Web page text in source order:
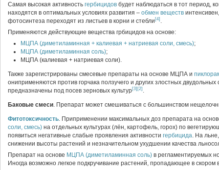
Самая высокая активность гербицидов будет наблюдаться в тот период,
находятся в оптимальных условиях развития – обмен веществ
фотосинтеза переходят из листьев в корни и стебли [4] .
Применяются действующие вещества грбицидов на основе:
МЦПА (диметиламинная + калиевая + натриевая соли, смесь);
МЦПА (диметиламинная соль);
МЦПА (калиевая + натриевая соли).
Также зарегистрированы смесевые препараты на основе МЦПА и
ониприменяются против горчака ползучего и других злостных
предназначены под посев зерновых культур[3] [2] .
Баковые смеси. Препарат может смешиваться с большинством
Фитотоксичность. Приприменении максимальных доз препарата на
соли, смесь) на отдельных культурах (лён, картофель, горох) по
появиться негативные слабые проявления активности гербицида. На
снижении высоты растений и незначительном ухудшении качества
Препарат на основе МЦПА (диметиламинная соль) в регламентируемых
Иногда возможно легкое подкручивание растений, пропадающее в скором